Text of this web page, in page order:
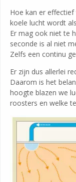
Hoe kan er
koele lucht wordt
Er mag ook niet te
seconde is al niet
Zelfs een continu
Er zijn dus allerlei
Daarom is het
hoogte blazen we
roosters en welke